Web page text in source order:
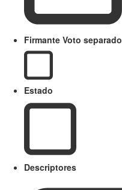
Firmante Voto separado
Estado
Descriptores